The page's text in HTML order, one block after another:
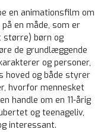
en animationsfilm om
en måde, som er
større) børn og
de grundlæggende
og personer,
hoved og både styrer
hvorfor mennesket
handle om en 11-årig
og teenageliv,
interessant.